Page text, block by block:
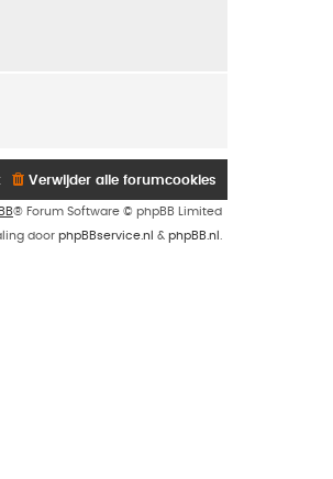
Verwijder alle forumcookies
® Forum Software © phpBB Limited
door phpBBservice.nl & phpBB.nl